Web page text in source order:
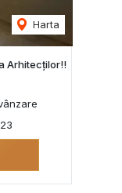
Harta
Arhitecților!!